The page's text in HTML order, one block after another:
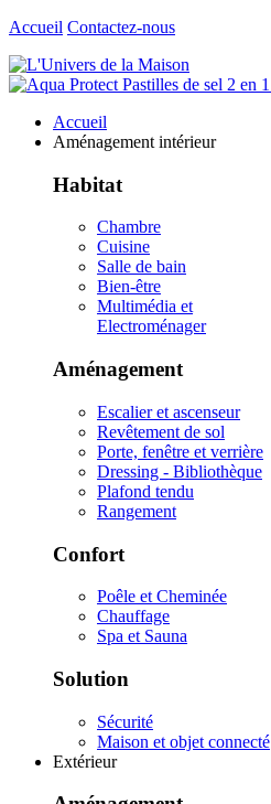
Accueil Contactez-nous
Accueil
Aménagement intérieur
Habitat
Chambre
Cuisine
Salle de bain
Bien-être
Multimédia et
Electroménager
Aménagement
Escalier et ascenseur
Revêtement de sol
Porte, fenêtre et verrière
Dressing - Bibliothèque
Plafond tendu
Rangement
Confort
Poêle et Cheminée
Chauffage
Spa et Sauna
Solution
Sécurité
Maison et objet connecté
Extérieur